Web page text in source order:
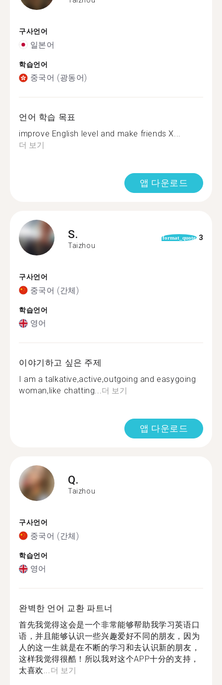
구사언어
일본어
학습언어
중국어 (광동어)
언어 학습 목표
improve English level and make friends X...
더 보기
앱 다운로드
S.
Taizhou
format_quote 3
구사언어
중국어 (간체)
학습언어
영어
이야기하고 싶은 주제
I am a talkative,active,outgoing and easygoing
woman,like chatting...더 보기
앱 다운로드
Q.
Taizhou
구사언어
중국어 (간체)
학습언어
영어
완벽한 언어 교환 파트너
首先我觉得这会是一个非常能够帮助我学习英语口
语，并且能够认识一些兴趣爱好不同的朋友，因为
人的这一生就是在不断的学习和去认识新的朋友，
这样我觉得很酷！所以我对这个APP十分的支持，
太喜欢...더 보기